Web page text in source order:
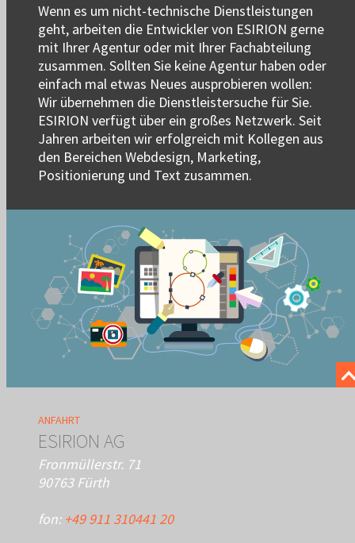
Wenn es um nicht-technische Dienstleistungen
geht, arbeiten die Entwickler von ESIRION gerne
mit Ihrer Agentur oder mit Ihrer Fachabteilung
zusammen. Sollten Sie keine Agentur haben oder
einfach mal etwas Neues ausprobieren wollen:
Wir übernehmen die Dienstleistersuche für Sie.
ESIRION verfügt über ein großes Netzwerk. Seit
Jahren arbeiten wir erfolgreich mit Kollegen aus
den Bereichen Webdesign, Marketing,
Positionierung und Text zusammen.
ANFAHRT
ESIRION AG
Fronmüllerstr. 71
90763 Fürth
fon: +49 911 310441 20